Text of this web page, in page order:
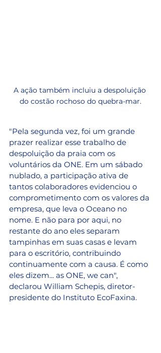
A ação também incluiu a despoluição
do costão rochoso do quebra-mar.
"Pela segunda vez, foi um grande
prazer realizar esse trabalho de
despoluição da praia com os
voluntários da ONE. Em um sábado
nublado, a participação ativa de
tantos colaboradores evidenciou o
comprometimento com os valores da
empresa, que leva o Oceano no
nome. E não para por aqui, no
restante do ano eles separam
tampinhas em suas casas e levam
para o escritório, contribuindo
continuamente com a causa. É como
eles dizem... as ONE, we can",
declarou William Schepis, diretor-
presidente do Instituto EcoFaxina.